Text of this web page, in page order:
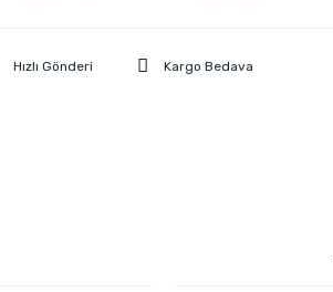
Hızlı Gönderi Kargo Bedava